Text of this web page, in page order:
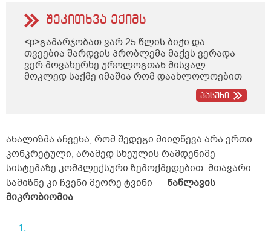
შეკითხვა ექიმს
<p>გამარჯობათ ვარ 25 წლის ბიჭი და
თვეებია შარდვის პრობლემა მაქვს ვერადა
ვერ მოვახერხე უროლოგთან მისვალ
მოკლედ საქმე იმაშია რომ დაახლოლოებით
5 წუთში ზოგჯერ მეტი ადრეც ისევ მინდება
შარდვა ხან ცოტა გადმოდის ხან ბერვი
კონსულტაციაზე მოსვლა ხუთშაბათს ან
პარასკევს მეცლება სად ხართ
ტერიტორიულად ქუთაისში და რა ღირს
თქვენთან კონსულტაცია და ხო ტელეფონის
ნომერი რომ დამიწეროთ თქვენი</p>
პასუხი
ანალიზმა აჩვენა, რომ შედეგი მიიღწევა არა ერთი
კონკრეტული, არამედ სხეულის რამდენიმე
სისტემაზე კომპლექსური ზემოქმედებით. მთავარი
სამიზნე კი ჩვენი მეორე ტვინი — ნაწლავის
მიკრობიომია.